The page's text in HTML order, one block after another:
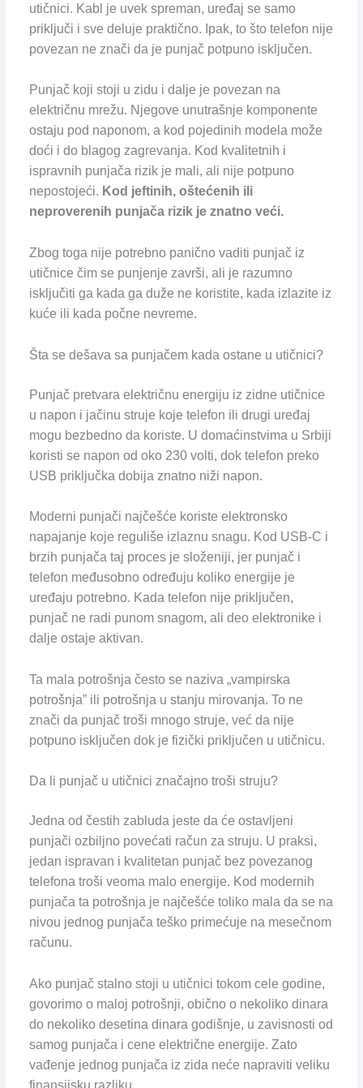
utičnici. Kabl je uvek spreman, uređaj se samo
priključi i sve deluje praktično. Ipak, to što telefon nije
povezan ne znači da je punjač potpuno isključen.
Punjač koji stoji u zidu i dalje je povezan na
električnu mrežu. Njegove unutrašnje komponente
ostaju pod naponom, a kod pojedinih modela može
doći i do blagog zagrevanja. Kod kvalitetnih i
ispravnih punjača rizik je mali, ali nije potpuno
nepostojeći. Kod jeftinih, oštećenih ili
neproverenih punjača rizik je znatno veći.
Zbog toga nije potrebno panično vaditi punjač iz
utičnice čim se punjenje završi, ali je razumno
isključiti ga kada ga duže ne koristite, kada izlazite iz
kuće ili kada počne nevreme.
Šta se dešava sa punjačem kada ostane u utičnici?
Punjač pretvara električnu energiju iz zidne utičnice
u napon i jačinu struje koje telefon ili drugi uređaj
mogu bezbedno da koriste. U domaćinstvima u Srbiji
koristi se napon od oko 230 volti, dok telefon preko
USB priključka dobija znatno niži napon.
Moderni punjači najčešće koriste elektronsko
napajanje koje reguliše izlaznu snagu. Kod USB-C i
brzih punjača taj proces je složeniji, jer punjač i
telefon međusobno određuju koliko energije je
uređaju potrebno. Kada telefon nije priključen,
punjač ne radi punom snagom, ali deo elektronike i
dalje ostaje aktivan.
Ta mala potrošnja često se naziva „vampirska
potrošnja” ili potrošnja u stanju mirovanja. To ne
znači da punjač troši mnogo struje, već da nije
potpuno isključen dok je fizički priključen u utičnicu.
Da li punjač u utičnici značajno troši struju?
Jedna od čestih zabluda jeste da će ostavljeni
punjači ozbiljno povećati račun za struju. U praksi,
jedan ispravan i kvalitetan punjač bez povezanog
telefona troši veoma malo energije. Kod modernih
punjača ta potrošnja je najčešće toliko mala da se na
nivou jednog punjača teško primećuje na mesečnom
računu.
Ako punjač stalno stoji u utičnici tokom cele godine,
govorimo o maloj potrošnji, obično o nekoliko dinara
do nekoliko desetina dinara godišnje, u zavisnosti od
samog punjača i cene električne energije. Zato
vađenje jednog punjača iz zida neće napraviti veliku
finansijsku razliku.